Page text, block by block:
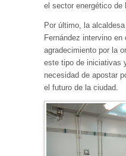
el sector energético de
Por último, la
Fernández intervino
agradecimiento por la
este tipo de iniciativas
necesidad de apostar
el futuro de la ciudad.